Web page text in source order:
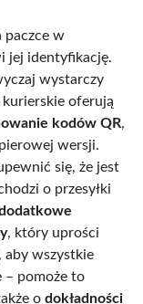
paczce w
jej identyfikację.
wystarczy
oferują
kodów QR,
wersji.
się, że jest
o przesyłki
, który uprości
aby wszystkie
– pomoże to
o dokładności